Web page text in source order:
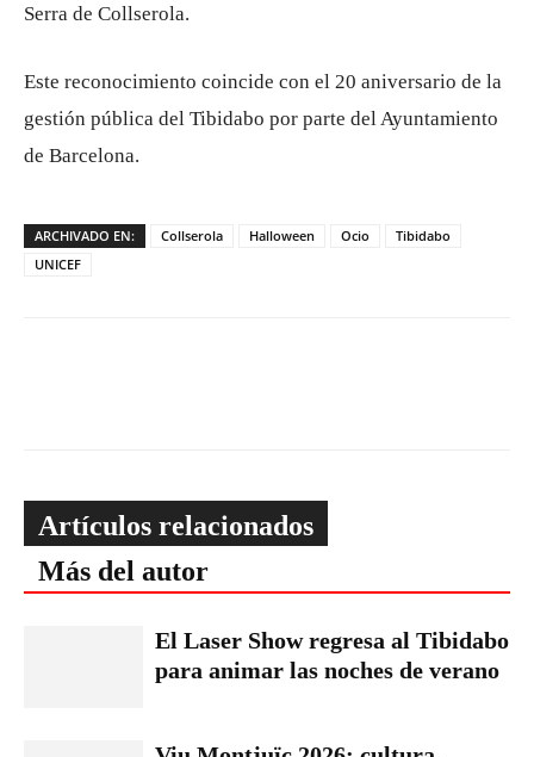
Serra de Collserola.
Este reconocimiento coincide con el 20 aniversario de la
gestión pública del Tibidabo por parte del Ayuntamiento
de Barcelona.
ARCHIVADO EN: Collserola Halloween Ocio
Tibidabo
UNICEF
Artículos relacionados
Más del autor
El Laser Show regresa al Tibidabo
para animar las noches de verano